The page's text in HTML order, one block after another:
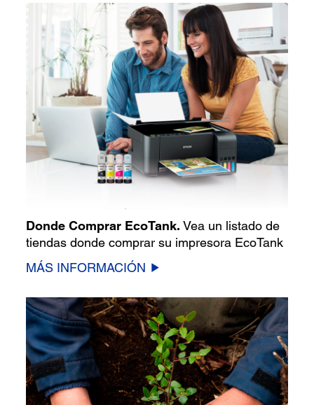
Donde Comprar EcoTank. Vea un listado de
tiendas donde comprar su impresora EcoTank
MÁS INFORMACIÓN